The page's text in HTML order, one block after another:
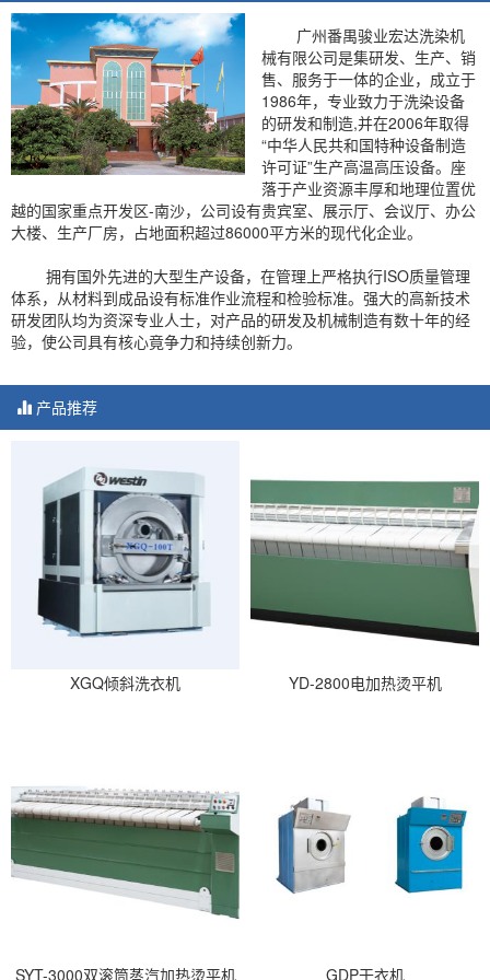
广州番禺骏业宏达洗染机
械有限公司是集研发、生产、销
售、服务于一体的企业，成立于
1986年，专业致力于洗染设备
的研发和制造,并在2006年取得
“中华人民共和国特种设备制造
许可证”生产高温高压设备。座
落于产业资源丰厚和地理位置优
越的国家重点开发区-南沙，公司设有贵宾室、展示厅、会议厅、办公
大楼、生产厂房，占地面积超过86000平方米的现代化企业。
拥有国外先进的大型生产设备，在管理上严格执行ISO质量管理
体系，从材料到成品设有标准作业流程和检验标准。强大的高新技术
研发团队均为资深专业人士，对产品的研发及机械制造有数十年的经
验，使公司具有核心竟争力和持续创新力。
产品推荐
XGQ倾斜洗衣机
SYT-3000双滚筒蒸汽加热烫平机
YD-2800电加热烫平机
GDP干衣机